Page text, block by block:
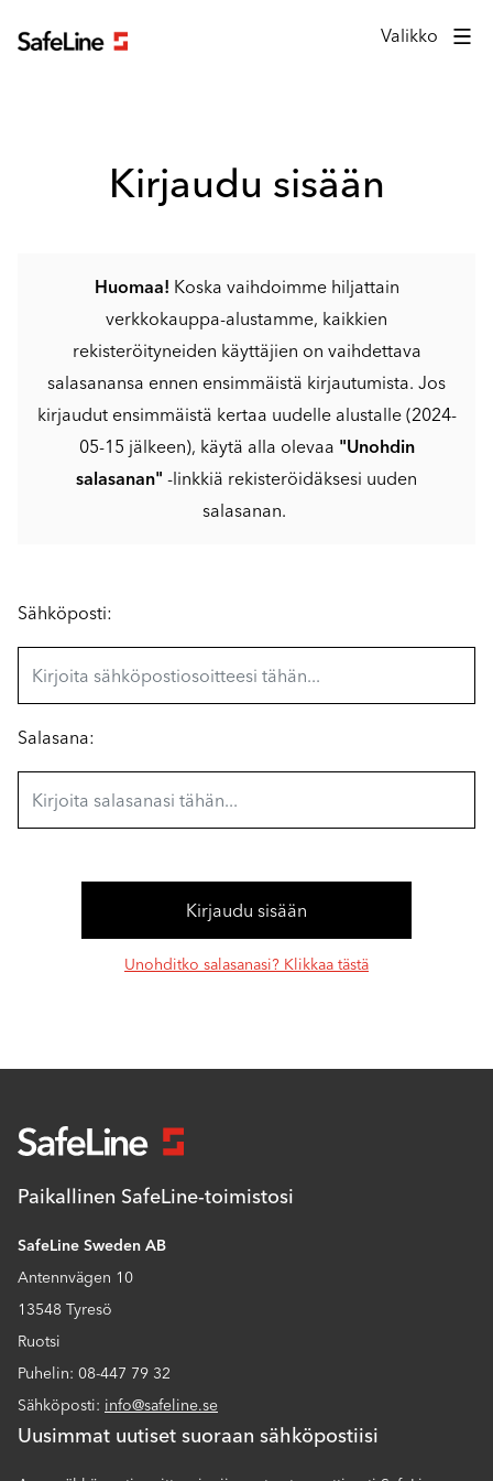
Valikko
Kirjaudu sisään
Huomaa! Koska vaihdoimme hiljattain
verkkokauppa-alustamme, kaikkien
rekisteröityneiden käyttäjien on vaihdettava
salasanansa ennen ensimmäistä kirjautumista. Jos
kirjaudut ensimmäistä kertaa uudelle alustalle (2024-
05-15 jälkeen), käytä alla olevaa "Unohdin
salasanan" -linkkiä rekisteröidäksesi uuden
salasanan.
Kirjautumislomake
Sähköposti:
Salasana:
Unohditko salasanasi? Klikkaa tästä
Paikallinen SafeLine-toimistosi
SafeLine Sweden AB
Antennvägen 10
13548 Tyresö
Ruotsi
Puhelin: 08-447 79 32
Sähköposti: info@safeline.se
Uusimmat uutiset suoraan sähköpostiisi